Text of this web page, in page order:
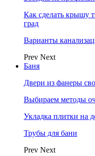
Как сделать крышу
град
Варианты
Prev Next
Баня
Двери из фанеры
Выбираем методы
Укладка плитки на
Трубы для бани
Prev Next